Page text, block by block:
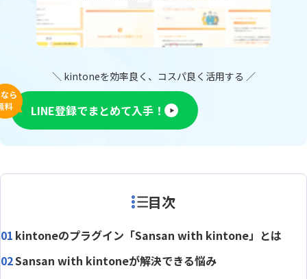
＼ kintoneを効率良く、コスパ良く活用する ／
ら
料
LINE登録でまとめて入手！
目次
kintoneのプラグイン「Sansan with kintone」とは
Sansan with kintoneが解決できる悩み